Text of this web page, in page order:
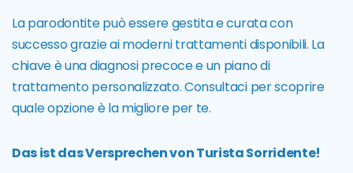
La parodontite può essere gestita e curata con
successo grazie ai moderni trattamenti disponibili. La
chiave è una diagnosi precoce e un piano di
trattamento personalizzato. Consultaci per scoprire
quale opzione è la migliore per te.
Das ist das Versprechen von Turista Sorridente!